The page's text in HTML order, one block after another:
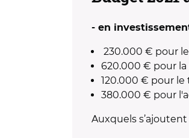
- en
230.000 € pour
620.000 € pour
120.000 € pour le
380.000 € pour
Auxquels